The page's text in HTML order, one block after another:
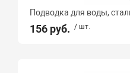
Подводка для воды,
156 руб. / шт.